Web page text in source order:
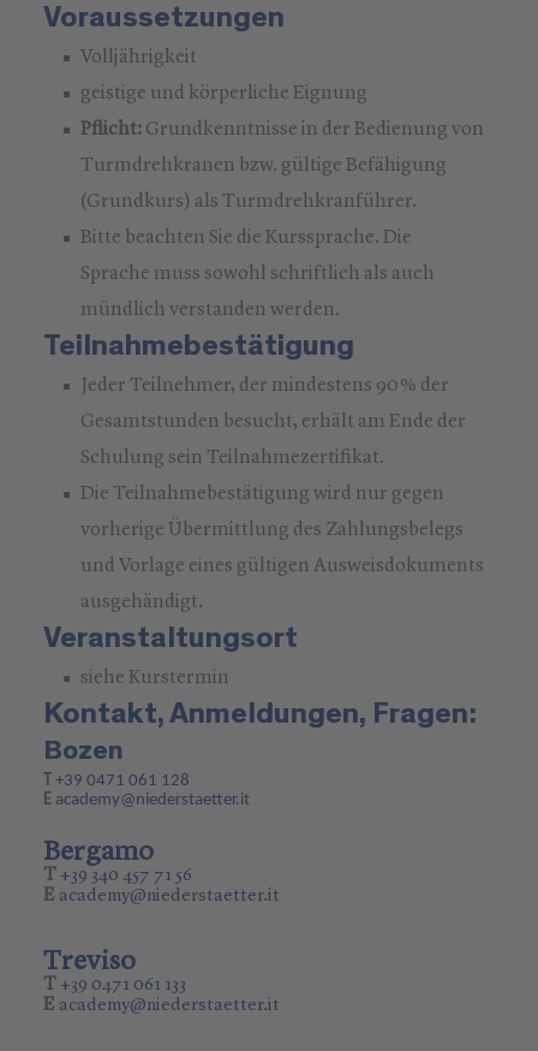
Voraussetzungen
Volljährigkeit
geistige und körperliche Eignung
Pflicht: Grundkenntnisse in der Bedienung von
Turmdrehkranen bzw. gültige Befähigung
(Grundkurs) als Turmdrehkranführer.
Bitte beachten Sie die Kurssprache. Die
Sprache muss sowohl schriftlich als auch
mündlich verstanden werden.
Teilnahmebestätigung
Jeder Teilnehmer, der mindestens 90 % der
Gesamtstunden besucht, erhält am Ende der
Schulung sein Teilnahmezertifikat.
Die Teilnahmebestätigung wird nur gegen
vorherige Übermittlung des Zahlungsbelegs
und Vorlage eines gültigen Ausweisdokuments
ausgehändigt.
Veranstaltungsort
siehe Kurstermin
Kontakt, Anmeldungen, Fragen:
Bozen
+39 0471 061 128
E academy@niederstaetter.it
Bergamo
T +39 340 457 71 56
E academy@niederstaetter.it
Treviso
T +39 0471 061 133
E academy@niederstaetter.it